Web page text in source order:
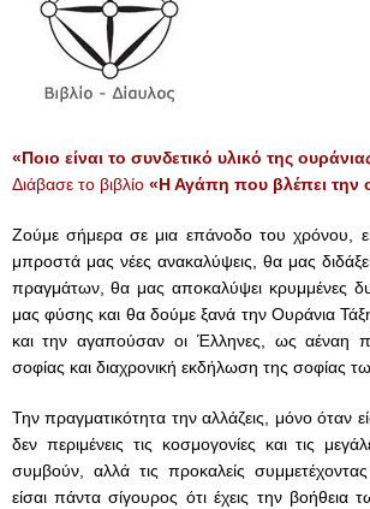
«Ποιο είναι το συνδετικό υλικό της
Διάβασε το βιβλίο «Η Αγάπη που βλέπει την
Ζούμε σήμερα σε μια επάνοδο του χρόνου,
μπροστά μας νέες ανακαλύψεις, θα μας
πραγμάτων, θα μας αποκαλύψει κρυμμένες
μας φύσης και θα δούμε ξανά την Ουράνια
και την αγαπούσαν οι Έλληνες, ως αέναη
σοφίας και διαχρονική εκδήλωση της σοφίας
Την πραγματικότητα την αλλάζεις, μόνο όταν
δεν περιμένεις τις κοσμογονίες και τις
συμβούν, αλλά τις προκαλείς
είσαι πάντα σίγουρος ότι έχεις την βοήθεια